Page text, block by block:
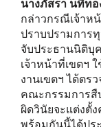
นางภัสรา นทีทอ
กล่าวกรณีเจ้าห
ปราบปรามการ
จับประธานนิติบุ
เจ้าหน้าที่เขตฯ
งานเขตฯ ได้ตร
คณะกรรมการสื
ผิดวินัยจะแต่งตั้
พร้อมกันนี้ได้ปร